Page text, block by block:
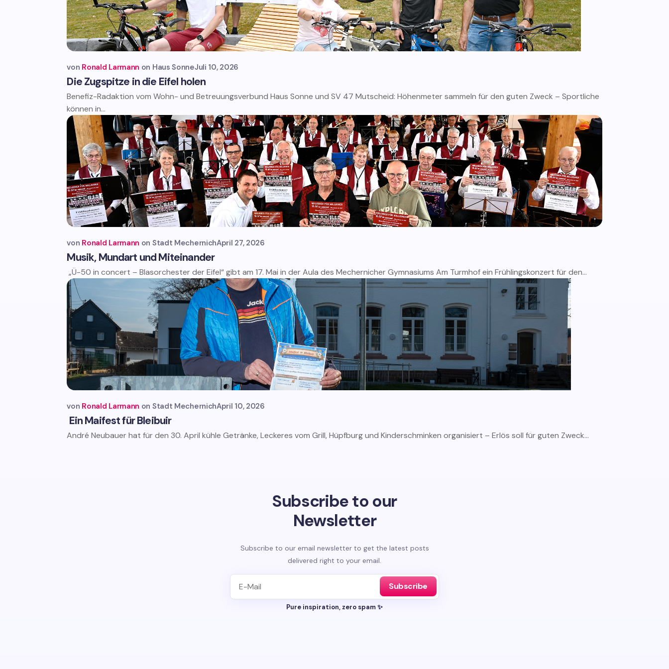
Die Zugspitze in die Eifel holen
von Ronald Larmann Haus SonneJuli 10, 2026
Benefiz-Radaktion vom Wohn- und Betreuungsverbund Haus Sonne und SV 47 Mutscheid: Höhenmeter sammeln für den guten Zweck – Sportliche
können in...
Musik, Mundart und Miteinander
von Ronald Larmann Stadt MechernichApril 27, 2026
„Ü-50 in concert – Blasorchester der Eifel“ gibt am 17. Mai in der Aula des Mechernicher Gymnasiums Am Turmhof ein Frühlingskonzert für den...
Ein Maifest für Bleibuir
von Ronald Larmann Stadt MechernichApril 10, 2026
André Neubauer hat für den 30. April kühle Getränke, Leckeres vom Grill, Hüpfburg und Kinderschminken organisiert – Erlös soll für guten Zweck...
Subscribe to our
Newsletter
Subscribe to our email newsletter to get the latest posts
delivered right to your email.
Subscribe
Pure inspiration, zero spam ✨